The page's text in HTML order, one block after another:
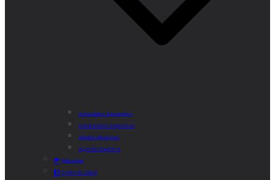
Actividades Semanales
Instalaciones Deportivas
Alquiler Bicicletas
Agenda Deportiva
Educación
Centro de Salud